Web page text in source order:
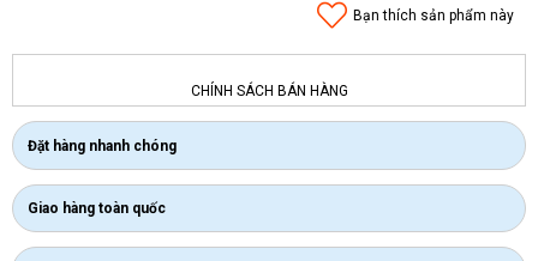
Bạn thích sản phẩm này
CHÍNH SÁCH BÁN HÀNG
Đặt hàng nhanh chóng
Giao hàng toàn quốc